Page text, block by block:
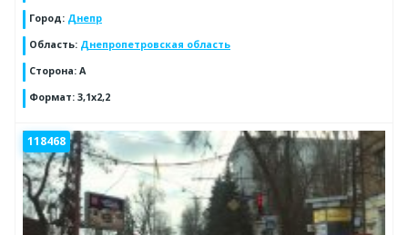
Город: Днепр
Область: Днепропетровская область
Сторона: А
Формат: 3,1х2,2
118468